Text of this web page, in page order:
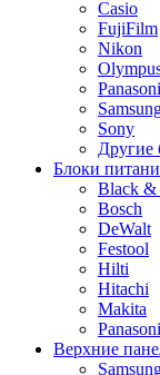
Casio
FujiFilm
Nikon
Sony
Другие
Блоки
Black &
Bosch
DeWalt
Festool
Hilti
Hitachi
Makita
Верхние